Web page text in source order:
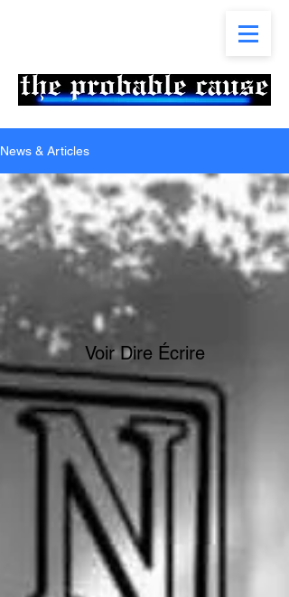
News & Articles
Voir Dire Écrire